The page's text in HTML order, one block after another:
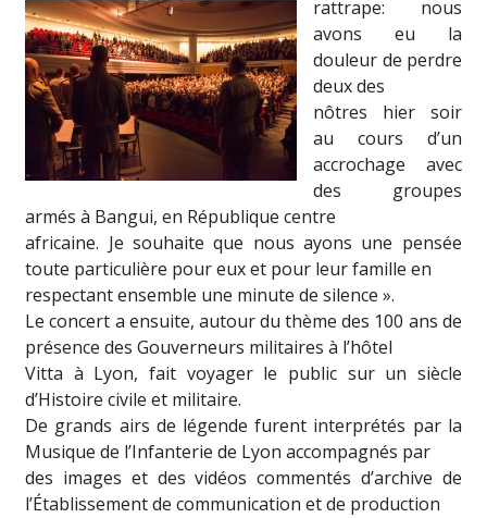
rattrape: nous
avons eu la
douleur de perdre
deux des
nôtres hier soir
au cours d’un
accrochage avec
des groupes
armés à Bangui, en République centre
africaine. Je souhaite que nous ayons une pensée
toute particulière pour eux et pour leur famille en
respectant ensemble une minute de silence ».
Le concert a ensuite, autour du thème des 100 ans de
présence des Gouverneurs militaires à l’hôtel
Vitta à Lyon, fait voyager le public sur un siècle
d’Histoire civile et militaire.
De grands airs de légende furent interprétés par la
Musique de l’Infanterie de Lyon accompagnés par
des images et des vidéos commentés d’archive de
l’Établissement de communication et de production